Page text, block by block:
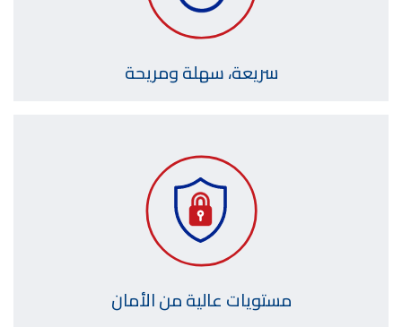
سريعة، سهلة ومريحة
مستويات عالية من الأمان